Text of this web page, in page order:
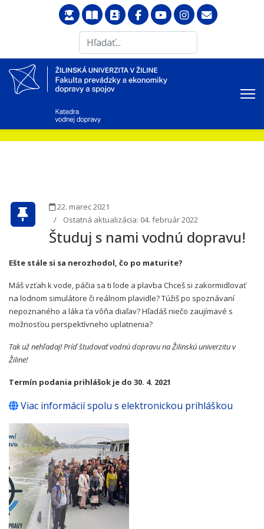
...
22. marec 2021
Ostatná aktualizácia: 04. február 2022
Študuj s nami vodnú dopravu!
Ešte stále si sa nerozhodol, čo po maturite?
Máš vzťah k vode, páčia sa ti lode a plavba Chceš si zakormidlovať
na lodnom simulátore či reálnom plavidle? Túžiš po spoznávaní
nepoznaného a láka ťa vôňa diaľav? Hľadáš niečo zaujímavé s
možnosťou perspektívneho uplatnenia?
Tak už nehľadaj! Príď študovať vodnú dopravu na Žilinskú univerzitu v
Žiline!
Termín podania prihlášok je do 30. 4. 2021
Viac informácií spolu s elektronickou prihláškou